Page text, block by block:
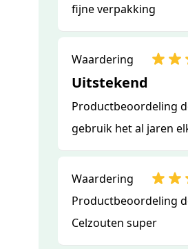
fijne verpakking
Waardering
Uitstekend
Productbeoordeling
gebruik het al jaren
Waardering
Productbeoordeling
Celzouten super